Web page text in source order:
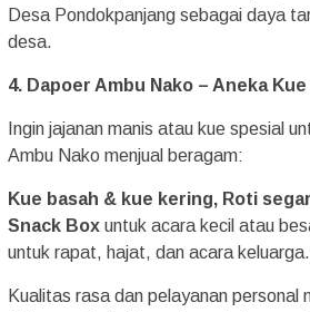
Desa Pondokpanjang sebagai daya
desa.
4. Dapoer Ambu Nako – Aneka
Ingin jajanan manis atau kue spesial
Ambu Nako menjual beragam:
Kue basah & kue kering, Roti
Snack Box untuk acara kecil atau
untuk rapat, hajat, dan acara keluarga.
Kualitas rasa dan pelayanan personal